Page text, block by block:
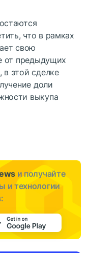
что в рамках
свою
от предыдущих
этой сделке
доли
выкупа
и получайте
и технологии